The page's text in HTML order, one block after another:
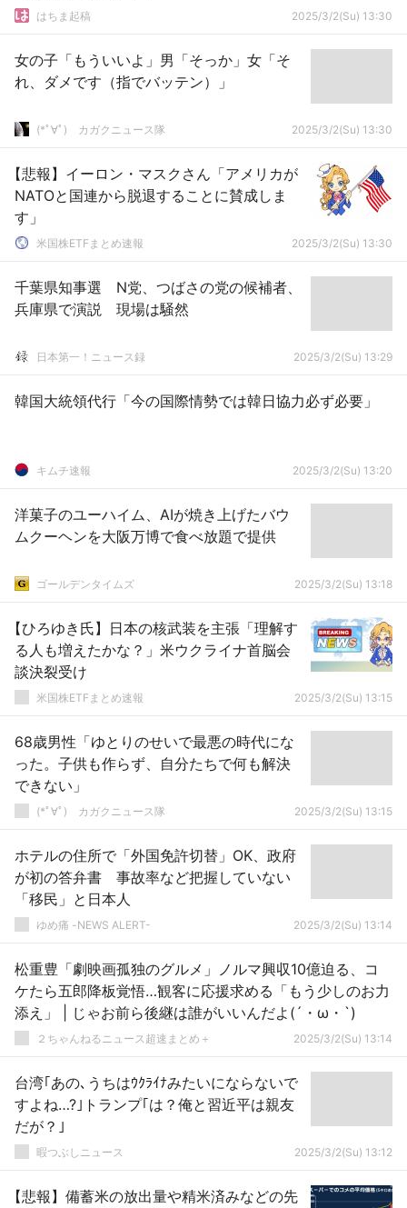
はちま起稿 2025/3/2(Su) 13:30
女の子「もういいよ」男「そっか」女「そ
れ、ダメです（指でバッテン）」
(*ﾟ∀ﾟ)ゞカガクニュース隊 2025/3/2(Su) 13:30
【悲報】イーロン・マスクさん「アメリカが
NATOと国連から脱退することに賛成しま
す」
米国株ETFまとめ速報 2025/3/2(Su) 13:30
千葉県知事選 N党、つばさの党の候補者、
兵庫県で演説 現場は騒然
日本第一！ニュース録 2025/3/2(Su) 13:29
韓国大統領代行「今の国際情勢では韓日協力必ず必要」
キムチ速報 2025/3/2(Su) 13:20
洋菓子のユーハイム、AIが焼き上げたバウ
ムクーヘンを大阪万博で食べ放題で提供
ゴールデンタイムズ 2025/3/2(Su) 13:18
【ひろゆき氏】日本の核武装を主張「理解す
る人も増えたかな？」米ウクライナ首脳会
談決裂受け
米国株ETFまとめ速報 2025/3/2(Su) 13:15
68歳男性「ゆとりのせいで最悪の時代にな
った。子供も作らず、自分たちで何も解決
できない」
(*ﾟ∀ﾟ)ゞカガクニュース隊 2025/3/2(Su) 13:15
ホテルの住所で「外国免許切替」OK、政府
が初の答弁書 事故率など把握していない
「移民」と日本人
ゆめ痛 -NEWS ALERT- 2025/3/2(Su) 13:14
松重豊「劇映画孤独のグルメ」ノルマ興収10億迫る、コ
ケたら五郎降板覚悟…観客に応援求める「もう少しのお力
添え」 | じゃお前ら後継は誰がいいんだよ(´・ω・`)
２ちゃんねるニュース超速まとめ＋ 2025/3/2(Su) 13:14
台湾｢あの､うちはｳｸﾗｲﾅみたいにならないで
すよね…?｣トランプ｢は？俺と習近平は親友
だが？｣
暇つぶしニュース 2025/3/2(Su) 13:12
【悲報】備蓄米の放出量や精米済みなどの先